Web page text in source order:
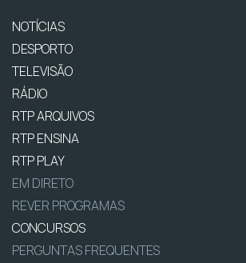
NOTÍCIAS
DESPORTO
TELEVISÃO
RÁDIO
RTP ARQUIVOS
RTP ENSINA
RTP PLAY
EM DIRETO
REVER PROGRAMAS
CONCURSOS
PERGUNTAS FREQUENTES